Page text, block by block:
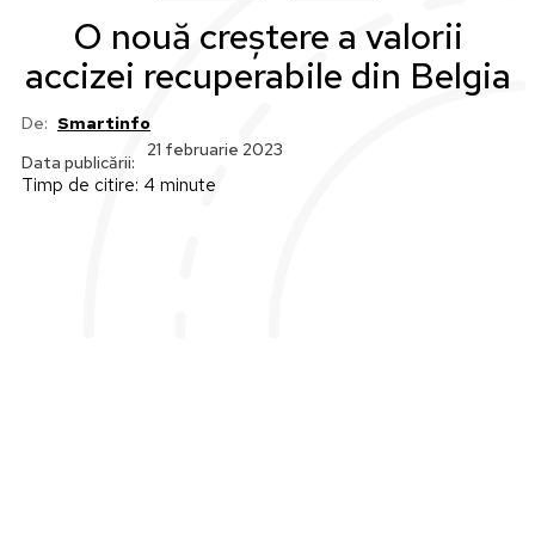
O nouă creștere a valorii
accizei recuperabile din Belgia
De: Smartinfo
Data publicării:
21 februarie 2023
Timp de citire: 4 minute